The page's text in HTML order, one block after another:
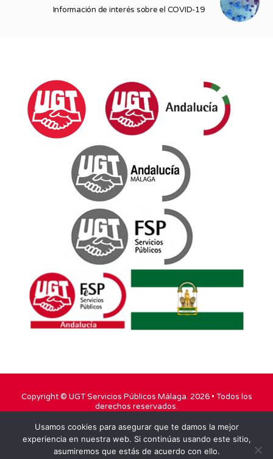
Información de interés sobre el COVID-19
Copyright © UGT Servicios Públicos Málaga. 2026 • Todos los
derechos reservados.
TWITTER FACEBOOK YOUTUBE
Usamos cookies para asegurar que te damos la mejor
experiencia en nuestra web. Si continúas usando este sitio,
asumiremos que estás de acuerdo con ello.